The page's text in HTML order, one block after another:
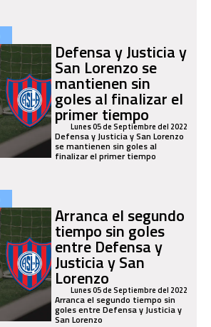
Defensa y Justicia y
San Lorenzo se
mantienen sin
goles al finalizar el
primer tiempo
Lunes 05 de Septiembre del 2022
Defensa y Justicia y San Lorenzo
se mantienen sin goles al
finalizar el primer tiempo
Arranca el segundo
tiempo sin goles
entre Defensa y
Justicia y San
Lorenzo
Lunes 05 de Septiembre del 2022
Arranca el segundo tiempo sin
goles entre Defensa y Justicia y
San Lorenzo